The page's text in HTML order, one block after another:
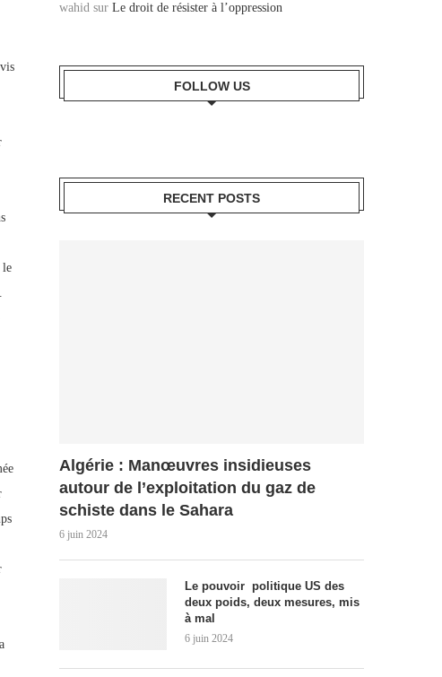
le
wahid sur Le droit de résister à l’oppression
FOLLOW US
RECENT POSTS
Algérie : Manœuvres insidieuses
autour de l’exploitation du gaz de
schiste dans le Sahara
6 juin 2024
Le pouvoir politique US des
deux poids, deux mesures, mis
à mal
6 juin 2024